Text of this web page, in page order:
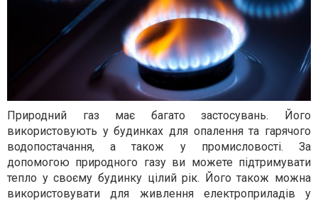
Природний газ має багато застосувань. Його
використовують у будинках для опалення та гарячого
водопостачання, а також у промисловості. За
допомогою природного газу ви можете підтримувати
тепло у своєму будинку цілий рік. Його також можна
використовувати для живлення електроприладів у